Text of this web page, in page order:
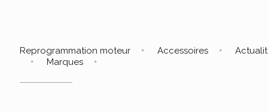
Reprogrammation moteur Accessoires
Marques